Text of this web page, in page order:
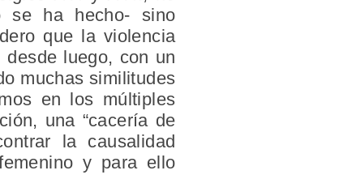
se ha hecho- sino
que la violencia
luego, con un
muchas similitudes
en los múltiples
una “cacería de
la causalidad
y para ello